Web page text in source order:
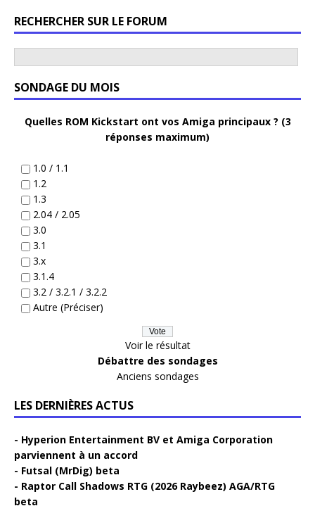
RECHERCHER SUR LE FORUM
SONDAGE DU MOIS
Quelles ROM Kickstart ont vos Amiga principaux ? (3
réponses maximum)
1.0 / 1.1
1.2
1.3
2.04 / 2.05
3.0
3.1
3.x
3.1.4
3.2 / 3.2.1 / 3.2.2
Autre (Préciser)
Voir le résultat
Débattre des sondages
Anciens sondages
LES DERNIÈRES ACTUS
Hyperion Entertainment BV et Amiga Corporation
parviennent à un accord
Futsal (MrDig) beta
Raptor Call Shadows RTG (2026 Raybeez) AGA/RTG
beta